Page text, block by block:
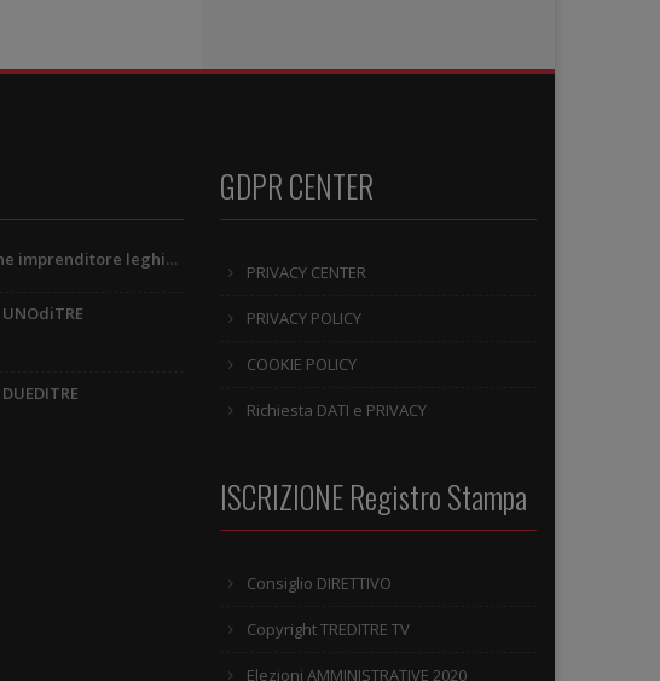
Genovesi, il 40enne imprenditore leghista, secondo le Camere di Commercio e una lettera a lui indirizzata
UNOdiTRE
GDPR CENTER
PRIVACY CENTER
PRIVACY POLICY
COOKIE POLICY
Richiesta DATI e PRIVACY
ISCRIZIONE Registro Stampa
Consiglio DIRETTIVO
Copyright TREDITRE TV
Elezioni AMMINISTRATIVE 2020